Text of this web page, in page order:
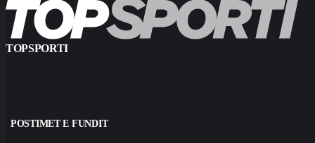
TOPSPORTI
POSTIMET E FUNDIT